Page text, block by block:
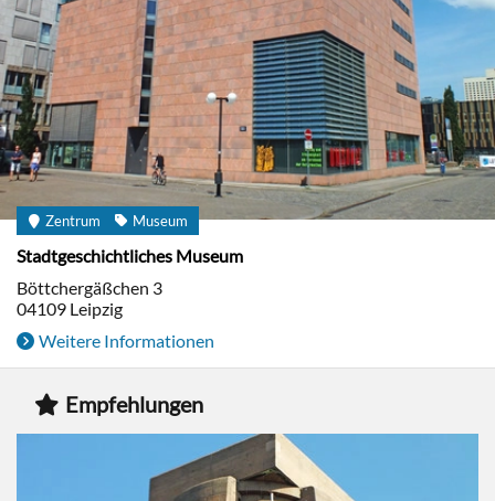
Zentrum Museum
Stadtgeschichtliches Museum
Böttchergäßchen 3
04109 Leipzig
Weitere Informationen
Empfehlungen